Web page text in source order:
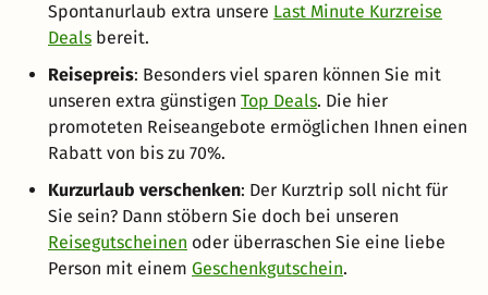
Spontanurlaub extra unsere Last Minute Kurzreise
Deals bereit.
Reisepreis: Besonders viel sparen können Sie mit
unseren extra günstigen Top Deals. Die hier
promoteten Reiseangebote ermöglichen Ihnen einen
Rabatt von bis zu 70%.
Kurzurlaub verschenken: Der Kurztrip soll nicht für
Sie sein? Dann stöbern Sie doch bei unseren
Reisegutscheinen oder überraschen Sie eine liebe
Person mit einem Geschenkgutschein.